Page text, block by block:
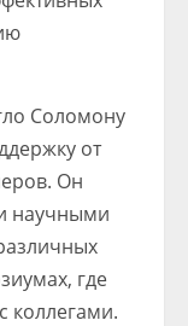
Соломону
от
Он
научными
где
коллегами.